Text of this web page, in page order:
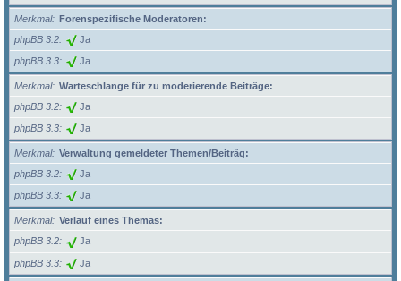
Merkmal
Forenspezifische Moderatoren:
phpBB 3.2
Ja
phpBB 3.3 Ja
Merkmal
Warteschlange für zu moderierende Beiträge:
phpBB 3.2
Ja
phpBB 3.3 Ja
Merkmal
Verwaltung gemeldeter Themen/Beiträg:
phpBB 3.2
Ja
phpBB 3.3 Ja
Merkmal
Verlauf eines Themas:
phpBB 3.2
Ja
phpBB 3.3 Ja